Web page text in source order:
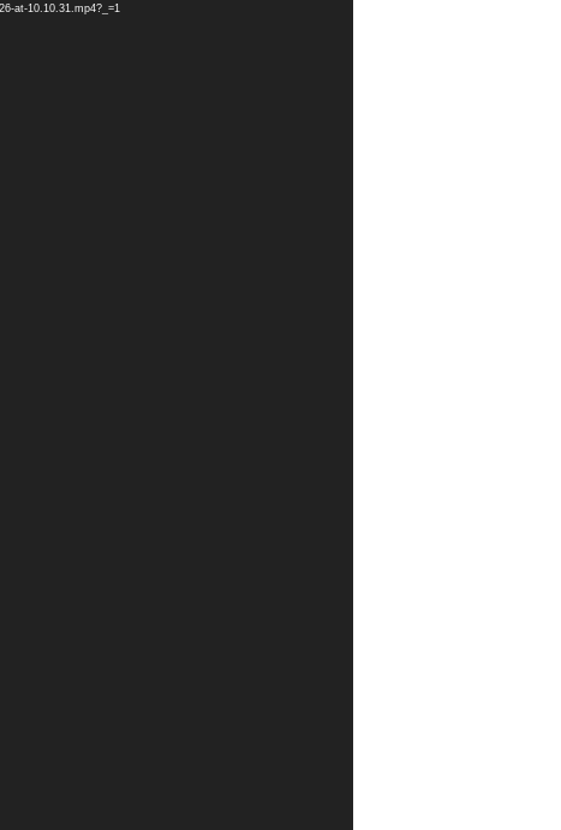
at-10.10.31.mp4?_=1